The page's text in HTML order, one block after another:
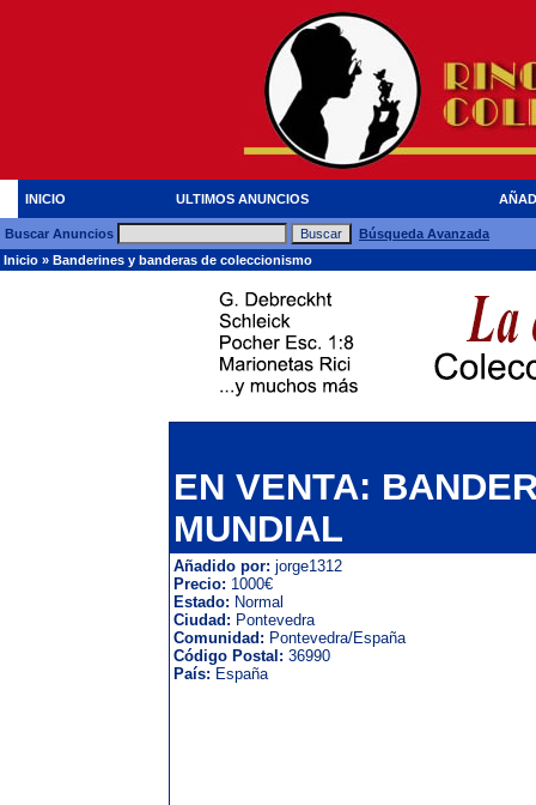
INICIO ULTIMOS ANUNCIOS
Buscar Anuncios
Búsqueda Avanzada
Inicio » Banderines y banderas de coleccionismo
EN VENTA:
MUNDIAL
Añadido por: jorge1312
Precio: 1000€
Estado: Normal
Ciudad: Pontevedra
Comunidad: Pontevedra/España
Código Postal: 36990
País: España